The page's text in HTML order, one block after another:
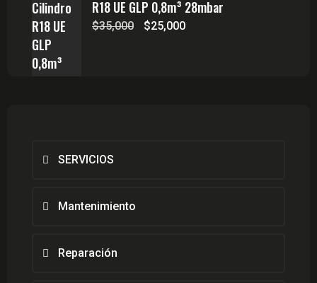
R18 UE GLP 0,8m³ 28mbar
$35,000
El
$25,000El
SERVICIOS
Mantenimiento
Reparación